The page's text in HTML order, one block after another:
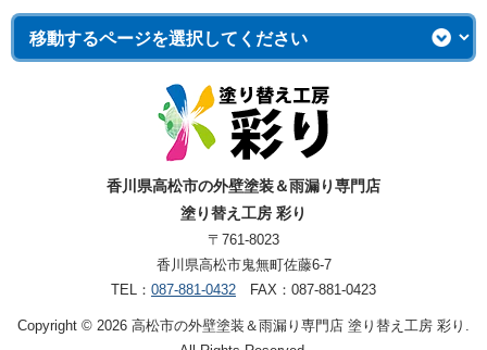
香川県高松市の外壁塗装＆雨漏り専門店
塗り替え工房 彩り
〒761-8023
香川県高松市鬼無町佐藤6-7
TEL： 087-881-0432 FAX：087-881-0423
Copyright © 2026 高松市の外壁塗装＆雨漏り専門店 塗り替え工房 彩り.